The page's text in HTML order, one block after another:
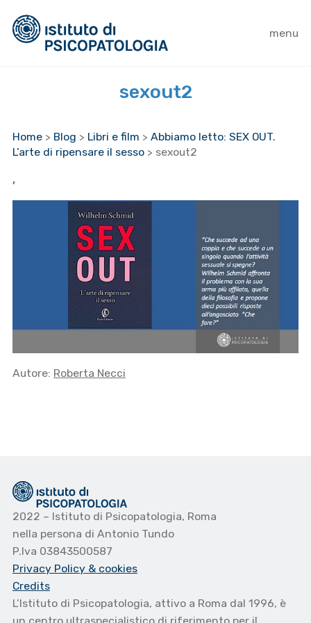
menu
sexout2
Home > Blog > Libri e film > Abbiamo letto: SEX OUT.
L’arte di ripensare il sesso > sexout2
,
Autore: Roberta Necci
2022 – Istituto di Psicopatologia, Roma
nella persona di Antonio Tundo
P.Iva 03843500587
Privacy Policy & cookies
Credits
L’Istituto di Psicopatologia, attivo a Roma dal 1996, è